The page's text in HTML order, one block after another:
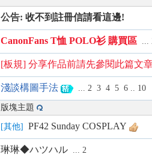
公告: 收不到註冊信請看這邊!
CanonFans T恤 POLO衫 購買區 ...
[板規] 分享作品前請先參閱此篇文
淺談構圖手法 ... 2 3 4 5 6 .. 10
版塊主題
[其他] PF42 Sunday COSPLAY
琳琳◆ハツハル ... 2